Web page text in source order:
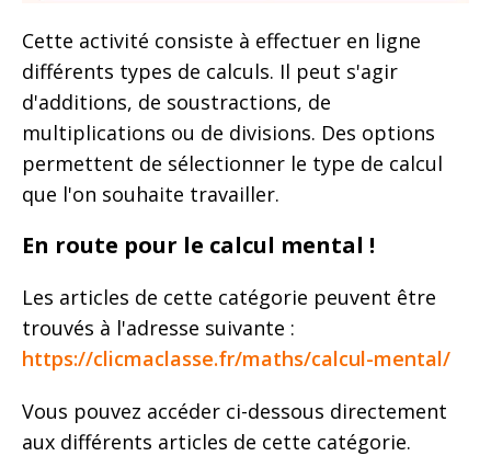
Cette activité consiste à effectuer en ligne
différents types de calculs. Il peut s'agir
d'additions, de soustractions, de
multiplications ou de divisions. Des options
permettent de sélectionner le type de calcul
que l'on souhaite travailler.
En route pour le calcul mental !
Les articles de cette catégorie peuvent être
trouvés à l'adresse suivante :
https://clicmaclasse.fr/maths/calcul-mental/
Vous pouvez accéder ci-dessous directement
aux différents articles de cette catégorie.